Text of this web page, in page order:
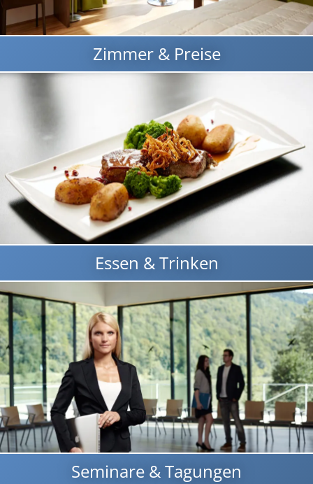
Zimmer & Preise
Essen & Trinken
Seminare & Tagungen